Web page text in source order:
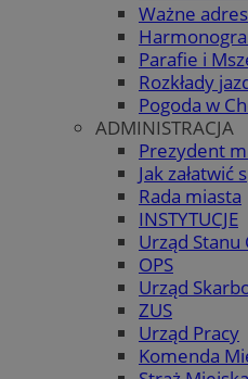
Ważne
Parafie i
Rozkłady
Pogoda w
ADMINISTRACJA
Prezydent
Jak
Rada miasta
INSTYTUCJE
Urząd Stanu
OPS
Urząd
ZUS
Urząd Pracy
Komenda